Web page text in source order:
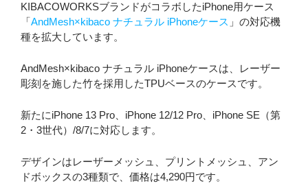
KIBACOWORKSブランドがコラボしたiPhone用ケース
「AndMesh×kibaco ナチュラル iPhoneケース 」の対応機
種を拡大しています。
AndMesh×kibaco ナチュラル iPhoneケースは、レーザー
彫刻を施した竹を採用したTPUベースのケースです。
新たにiPhone 13 Pro、iPhone 12/12 Pro、iPhone SE（第
2・3世代）/8/7に対応します。
デザインはレーザーメッシュ、プリントメッシュ、アン
ドボックスの3種類で、価格は4,290円です。